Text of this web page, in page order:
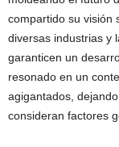
compartido su visión
diversas industrias y
garanticen un
resonado en un
agigantados,
consideran factores